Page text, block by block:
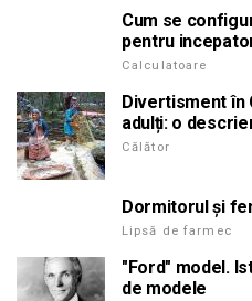
Cum se
pentru
Calculatoare
Divertisment în
adulți: o
Călător
Dormitorul și
Lipsă de farmec
"Ford" model.
de modele